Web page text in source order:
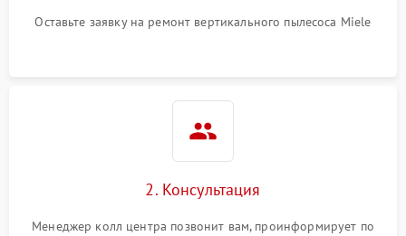
Оставьте заявку на ремонт вертикального пылесоса Miele
2. Консультация
Менеджер колл центра позвонит вам, проинформирует по